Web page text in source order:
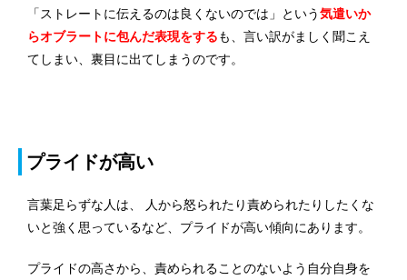
「ストレートに伝えるのは良くないのでは」という気遣いか
らオブラートに包んだ表現をするも、言い訳がましく聞こえ
てしまい、裏目に出てしまうのです。
プライドが高い
言葉足らずな人は、 人から怒られたり責められたりしたくな
いと強く思っているなど、プライドが高い傾向にあります。
プライドの高さから、責められることのないよう自分自身を